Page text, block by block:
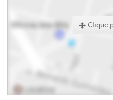
Clique